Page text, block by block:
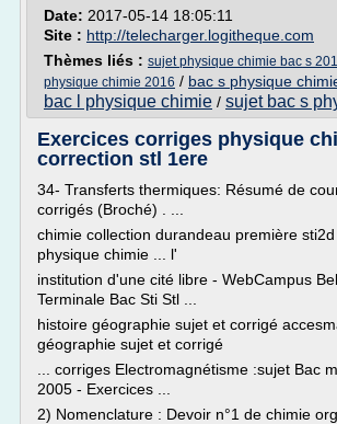
Date: 2017-05-14 18:05:11
Site : http://telecharger.logitheque.com
Thèmes liés : sujet physique chimie bac s
physique chimie 2016 / bac s physique
bac l physique chimie / sujet bac s
Exercices corriges physique
correction stl 1ere
34- Transferts thermiques: Résumé de
corrigés (Broché) . ...
chimie collection durandeau première
physique chimie ... l'
institution d'une cité libre - WebCampus
Terminale Bac Sti Stl ...
histoire géographie sujet et corrigé
géographie sujet et corrigé
... corriges Electromagnétisme :sujet Bac
2005 - Exercices ...
2) Nomenclature : Devoir n°1 de chimie